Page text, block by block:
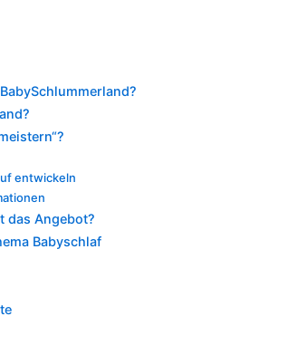
entwickeln
das Angebot?
Babyschlaf